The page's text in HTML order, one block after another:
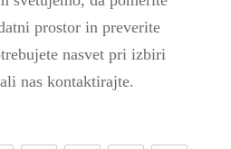
prostor in preverite
nasvet pri izbiri
ali nas kontaktirajte.